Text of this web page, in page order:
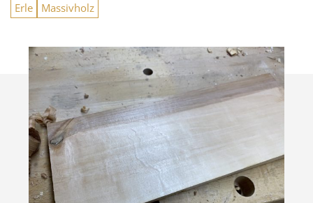
Erle Massivholz